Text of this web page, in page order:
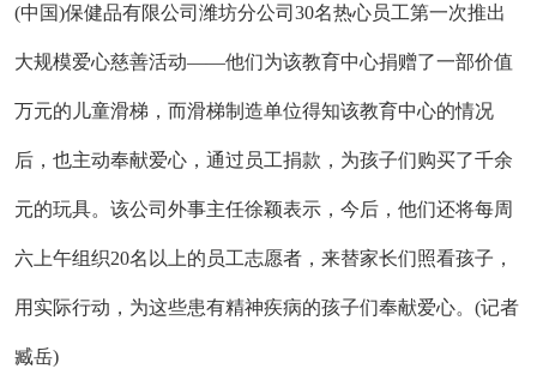
(中国)保健品有限公司潍坊分公司30名热心员工第一次推出
大规模爱心慈善活动——他们为该教育中心捐赠了一部价值
万元的儿童滑梯，而滑梯制造单位得知该教育中心的情况
后，也主动奉献爱心，通过员工捐款，为孩子们购买了千余
元的玩具。该公司外事主任徐颖表示，今后，他们还将每周
六上午组织20名以上的员工志愿者，来替家长们照看孩子，
用实际行动，为这些患有精神疾病的孩子们奉献爱心。(记者
臧岳)